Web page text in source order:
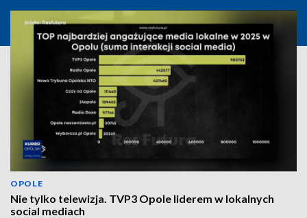
OPOLE
Nie tylko telewizja. TVP3 Opole liderem w lokalnych
social mediach